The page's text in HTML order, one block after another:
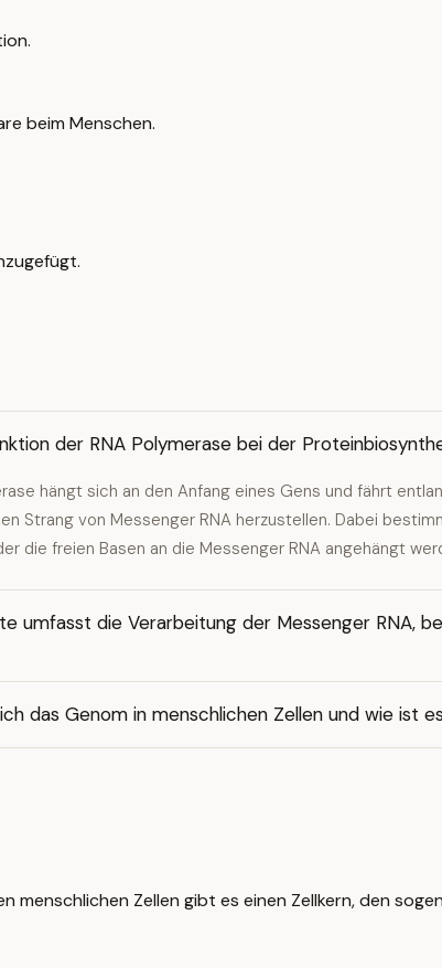
beim Menschen.
der RNA Polymerase bei der
hängt sich an den Anfang eines Gens und fährt
Strang von Messenger RNA herzustellen. Dabei
die freien Basen an die Messenger RNA angehängt
umfasst die Verarbeitung der Messenger RNA,
das Genom in menschlichen Zellen und wie ist
menschlichen Zellen gibt es einen Zellkern, den